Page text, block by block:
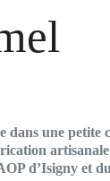
dans une petite
d’Isigny et